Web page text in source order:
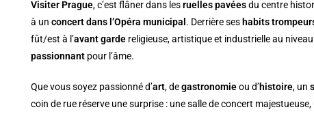
Visiter Prague, c’est flâner dans lesruelles pavéesdu centre
à unconcert dans l’Opéra municipal . Derrière ses habits
fût/est à l’avant garde religieuse, artistique et industrielle au
passionnant pour l’âme.
Que vous soyez passionné d’art, degastronomieou d’histoire, un
coin de rue réserve une surprise : une salle de concert